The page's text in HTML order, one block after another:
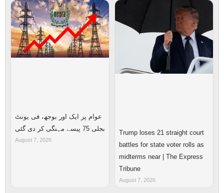
عوام پر ایک اور بوجھ، فی یونٹ
بجلی 75 پیسے مہنگی کر دی گئی
August 7, 2026
Trump loses 21 straight court
battles for state voter rolls as
midterms near | The Express
Tribune
August 7, 2026